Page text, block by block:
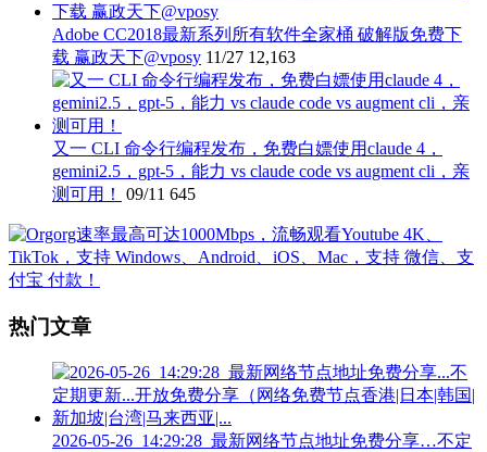
Adobe CC2018最新系列所有软件全家桶 破解版免费下
载 赢政天下@vposy 11/27 12,163
又一 CLI 命令行编程发布，免费白嫖使用claude 4，
gemini2.5，gpt-5，能力 vs claude code vs augment cli，亲
测可用！
09/11 645
热门文章
2026-05-26_14:29:28_最新网络节点地址免费分享…不定